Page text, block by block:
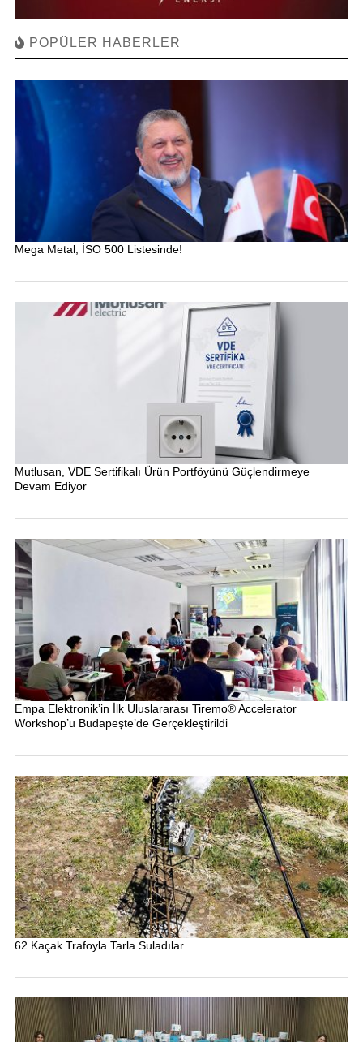
POPÜLER HABERLER
Mega Metal, İSO 500 Listesinde!
Mutlusan, VDE Sertifikalı Ürün Portföyünü Güçlendirmeye
Devam Ediyor
Empa Elektronik’in İlk Uluslararası Tiremo® Accelerator
Workshop’u Budapeşte’de Gerçekleştirildi
62 Kaçak Trafoyla Tarla Suladılar